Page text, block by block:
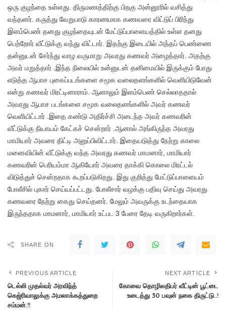
ஒரு குழந்தை உள்ளது. திருமணத்திற்கு பிறகு அன்னூரில் வசித்து
வந்தனர். கருத்து வேறுபாடு காரணமாக கணவரை விட்டுப் பிரிந்து
இளம்பெண் தனது குழந்தையுடன் மேட்டுப்பாளையத்தில் உள்ள தனது
பெற்றோர் வீட்டுக்கு வந்து விட்டார். இதற்கு இடையில் அந்தப் பெண்ணை
தன்னுடன் சேர்ந்து வாழ வருமாறு அவரது கணவர் அழைத்தார். அதற்கு
அவர் மறுத்தார் .இந்த நிலையில் உன்னுடன் தனிமையில் இருக்கும் போது
எடுத்த ஆபாச புகைப்படங்களை சமூக வலைதளங்களில் வெளியிடுவேன்
என்று கணவர் மிரட்டினாராம். ஆனாலும் இளம்பெண் செல்லாததால்
அவரது ஆபாச படங்களை சமூக வலைதளங்களில் அவர் கணவர்
வெளியிட்டார் .இதை கண்டு அதிர்ச்சி அடைந்த அவர் கணவரின்
வீட்டுக்கு நியாயம் கேட்கச் சென்றார் .ஆனால் அங்கிருந்த அவரது
மாமியார் அவரை திட்டி அனுப்பிவிட்டார். இதையடுத்து நேற்று காலை
மனைவியின் வீட்டுக்கு வந்த அவரது கணவர் மாமனார், மாமியார்
கணவரின் பெரியம்மா ஆகியோர் அவரை தாக்கி கொலை மிரட்டல்
விடுத்துச் சென்றதாக கூறப்படுகிறது. இது குறித்து மேட்டுப்பாளையம்
போலீசில் புகார் செய்யப்பட்டது. போலீசார் வழக்கு பதிவு செய்து அவரது
கணவரை நேற்று கைது செய்தனர். மேலும் அவருக்கு உடந்தையாக
இருந்ததாக மாமனார், மாமியார் உட்பட 3 பேரை தேடி வருகிறார்கள்.
SHARE ON
PREVIOUS ARTICLE
டெல்லி முதல்வர் அரவிந்த்
கெஜ்ரிவாலுக்கு அமலாக்கத்துறை
சம்மன்.!!
NEXT ARTICLE
கோவை தொழிலதிபர் வீட்டின் பூட்டை
உடைத்து 30 பவுன் நகை திருட்டு..!